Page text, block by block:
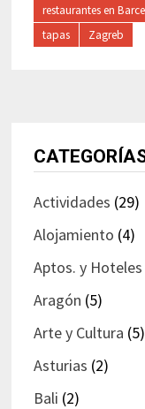
restaurantes en
tapas
Zagreb
Actividades (29)
Alojamiento (4)
Aptos. y Hoteles
Aragón (5)
Arte y Cultura (5)
Asturias (2)
Bali (2)